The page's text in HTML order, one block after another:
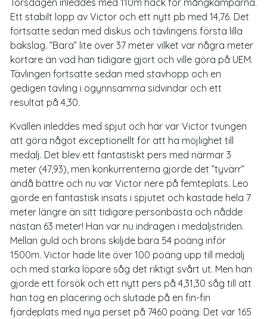
Ett stabilt lopp av Victor och ett nytt pb med 14,76. Det
fortsatte sedan med diskus och tävlingens första lilla
bakslag. ”Bara” lite över 37 meter vilket var några meter
kortare än vad han tidigare gjort och ville göra på UEM.
Tävlingen fortsatte sedan med stavhopp och en
gedigen tävling i ogynnsamma sidvindar och ett
resultat på 4,30.
Kvällen inleddes med spjut och här var Victor tvungen
att göra något exceptionellt för att ha möjlighet till
medalj. Det blev ett fantastiskt pers med närmar 3
meter (47,93), men konkurrenterna gjorde det ”tyvärr”
ändå bättre och nu var Victor nere på femteplats. Leo
gjorde en fantastisk insats i spjutet och kastade hela 7
meter längre än sitt tidigare personbästa och nådde
nästan 63 meter! Han var nu indragen i medaljstriden.
Mellan guld och brons skiljde bara 54 poäng inför
1500m. Victor hade lite över 100 poäng upp till medalj
och med starka löpare såg det riktigt svårt ut. Men han
gjorde ett försök och ett nytt pers på 4,31,30 såg till att
han tog en placering och slutade på en fin-fin
fjärdeplats med nya perset på 7460 poäng. Det var 165